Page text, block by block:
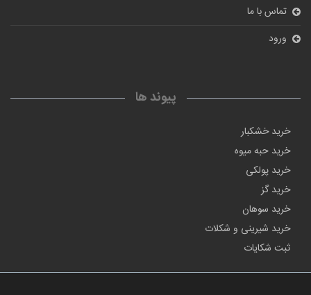
تماس با ما
ورود
پیوند ها
خرید خشکبار
خرید حبه میوه
خرید پولکی
خرید گز
خرید سوهان
خرید شیرینی و شکلات
ثبت شکایات